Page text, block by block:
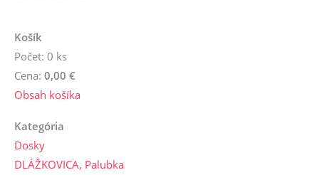
Košík
Počet: 0 ks
Cena: 0,00 €
Obsah košíka
Kategória
Dosky
DLÁŽKOVICA, Palubka